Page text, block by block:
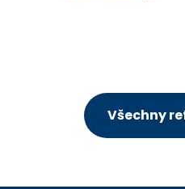
Všechny